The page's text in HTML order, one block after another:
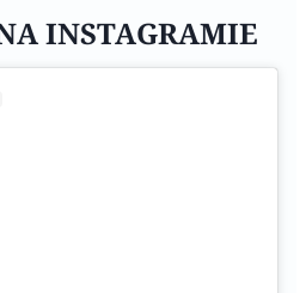
INSTAGRAMIE